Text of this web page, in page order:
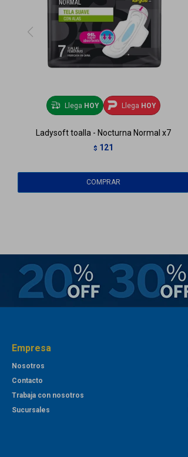
Llega HOY Llega HOY
Ladysoft toalla - Nocturna Normal x7
$ 121
Empresa
Nosotros
Contacto
Trabaja con nosotros
Sucursales